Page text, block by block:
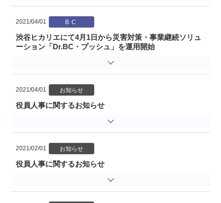
2021/04/01
渋谷ヒカリエにて4月1日から災害対策・事業継続ソリュ
ーション「Dr.BC・プッシュ」を運用開始
2021/04/01
役員人事に関するお知らせ
2021/02/01
役員人事に関するお知らせ